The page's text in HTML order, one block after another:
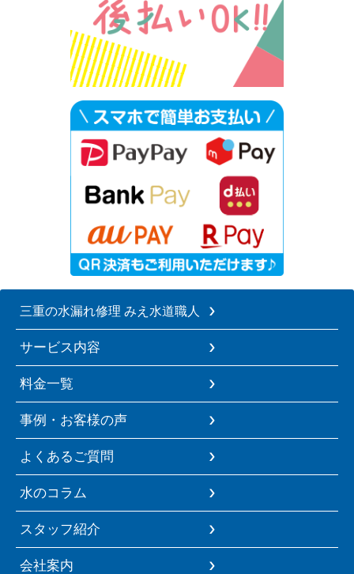
三重の水漏れ修理 みえ水道職人
サービス内容
料金一覧
事例・お客様の声
よくあるご質問
水のコラム
スタッフ紹介
会社案内